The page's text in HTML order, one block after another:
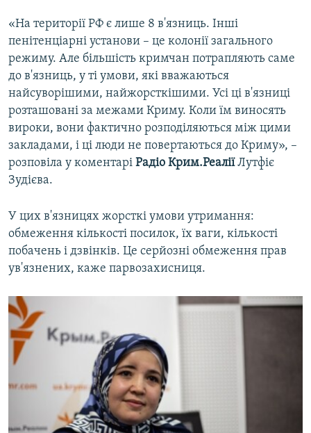
«На території РФ є лише 8 в'язниць. Інші
пенітенціарні установи – це колонії загального
режиму. Але більшість кримчан потрапляють саме
до в'язниць, у ті умови, які вважаються
найсуворішими, найжорсткішими. Усі ці в'язниці
розташовані за межами Криму. Коли їм виносять
вироки, вони фактично розподіляються між цими
закладами, і ці люди не повертаються до Криму», –
розповіла у коментарі Радіо Крим.РеаліїЛутфіє
Зудієва.
У цих в'язницях жорсткі умови утримання:
обмеження кількості посилок, їх ваги, кількості
побачень і дзвінків. Це серйозні обмеження прав
ув'язнених, каже парвозахисниця.